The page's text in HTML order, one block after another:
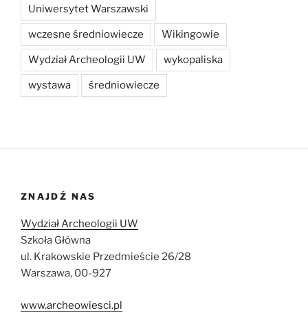
Uniwersytet Warszawski
wczesne średniowiecze Wikingowie
Wydział Archeologii UW wykopaliska
wystawa średniowiecze
ZNAJDŹ NAS
Wydział Archeologii UW
Szkoła Główna
ul. Krakowskie Przedmieście 26/28
Warszawa, 00-927
www.archeowiesci.pl